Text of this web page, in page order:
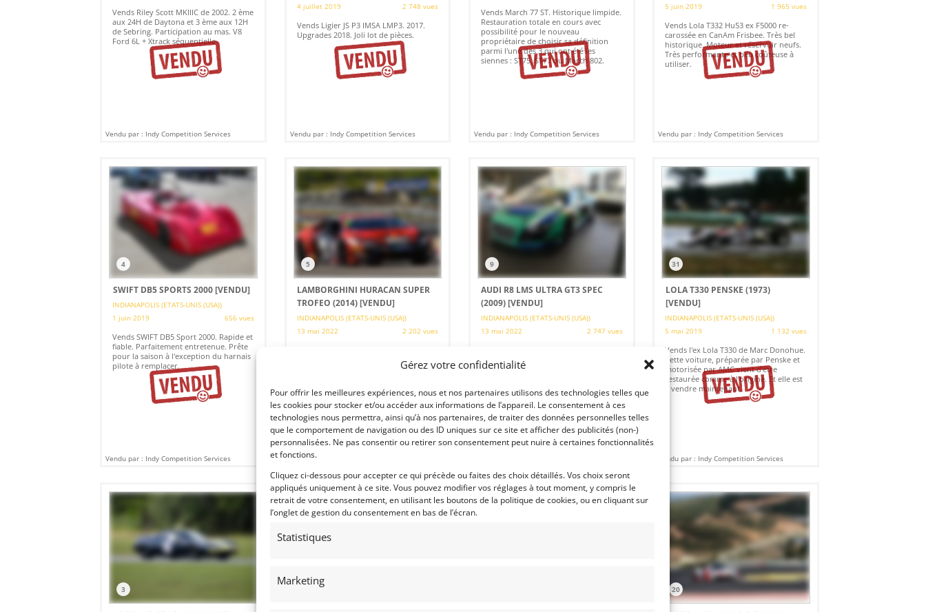
Gérez votre confidentialité
Pour offrir les meilleures expériences, nous et nos partenaires utilisons des technologies telles que
les cookies pour stocker et/ou accéder aux informations de l’appareil. Le consentement à ces
technologies nous permettra, ainsi qu’à nos partenaires, de traiter des données personnelles telles
que le comportement de navigation ou des ID uniques sur ce site et afficher des publicités (non-)
personnalisées. Ne pas consentir ou retirer son consentement peut nuire à certaines fonctionnalités
et fonctions.
Cliquez ci-dessous pour accepter ce qui précède ou faites des choix détaillés. Vos choix seront
appliqués uniquement à ce site. Vous pouvez modifier vos réglages à tout moment, y compris le
retrait de votre consentement, en utilisant les boutons de la politique de cookies, ou en cliquant sur
l’onglet de gestion du consentement en bas de l’écran.
Statistiques
Marketing
Vends Riley Scott MKIIIC de 2002. 2 ème
aux 24H de Daytona et 3 ème aux 12H
de Sebring. Participation au mas. V8
Ford 6L + Xtrack séquentielle.
Vendu par : Indy Competition Services
4 juillet 2019
2 748 vues
Vends Ligier JS P3 IMSA LMP3. 2017.
Upgrades 2018. Joli lot de pièces.
Vendu par : Indy Competition Services
Vends March 77 ST. Historique limpide.
Restauration totale en cours avec
possibilité pour le nouveau
propriétaire de choisir sa définition
parmi l'une des 3 qui ont été les
siennes : ST75, ST77 ou March 802.
Vendu par : Indy Competition Services
5 juin 2019
1 965 vues
Vends Lola T332 Hu53 ex F5000 re-
carossée en CanAm Frisbee. Très bel
historique. Moteur et réservoir neufs.
Très performante et peu coûteuse à
utiliser.
Vendu par : Indy Competition Services
4
SWIFT DB5 SPORTS 2000[VENDU]
INDIANAPOLIS (ETATS-UNIS (USA))
1 juin 2019
656 vues
Vends SWIFT DB5 Sport 2000. Rapide et
fiable. Parfaitement entretenue. Prête
pour la saison à l'exception du harnais
pilote à remplacer.
Vendu par : Indy Competition Services
5
LAMBORGHINI HURACAN SUPER
TROFEO (2014)[VENDU]
INDIANAPOLIS (ETATS-UNIS (USA))
13 mai 2022
2 202 vues
trofeo. Modèle très compétitif dans sa
catégorie, vendu avec quelques pièces.
Vendu par : Indy Competition Services
9
AUDI R8 LMS ULTRA GT3 SPEC
(2009)[VENDU]
INDIANAPOLIS (ETATS-UNIS (USA))
13 mai 2022
2 747 vues
configuration ultra GT3 spec pour
l'endurance. Très bon état général,
bot lot de pièces de rechange.
31
LOLA T330 PENSKE (1973)
[VENDU]
INDIANAPOLIS (ETATS-UNIS (USA))
5 mai 2019
1 132 vues
Vends l'ex Lola T330 de Marc Donohue.
Cette voiture, préparée par Penske et
motorisée par AMC vient d'être
restaurée comme à l'origine. Et elle est
à vendre maintenant.
Vendu par : Indy Competition Services
3 20